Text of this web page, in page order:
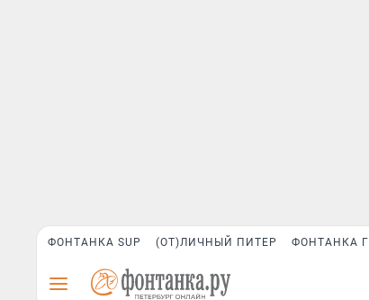
ФОНТАНКА SUP (ОТ)ЛИЧНЫЙ ПИТЕР ФОНТАНКА